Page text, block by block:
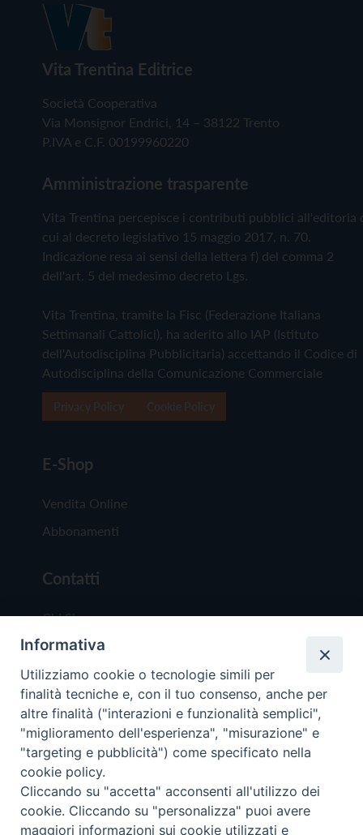
Vita Trentina Editrice
Società Cooperativa
Via Monsignor Endrici, 14 – 38122 Trento
P.IVA e C.F. 00199960220
Amministrazione trasparente
Vita Trentina percepisce i contributi pubblici all'editoria
cui al decreto legislativo 15 maggio 2017, n. 70.
Indicazione resa ai sensi della lettera f) del comma 2
dell'art. 5 del medesimo decreto Lgs.
Vita Trentina, tramite la Fisc (Federazione Italiana
Settimanali Cattolici), ha aderito allo IAP (Istituto
dell'Autodisciplina Pubblicitaria) accettando il Codice di
Autodisciplina della Comunicazione Commerciale
E-Shop
Vendita Online
Abbonamenti
Contatti
Chi Siamo
Redazione
Scrivici
Copyright © 2019 - Tutti i diritti riservati - Vita
Trentina Editrice
Informativa
Utilizziamo cookie o tecnologie simili per
finalità tecniche e, con il tuo consenso, anche per
altre finalità ("interazioni e funzionalità semplici",
"miglioramento dell'esperienza", "misurazione" e
"targeting e pubblicità") come specificato nella
cookie policy.
Cliccando su "accetta" acconsenti all'utilizzo dei
cookie. Cliccando su "personalizza" puoi avere
maggiori informazioni sui cookie utilizzati e